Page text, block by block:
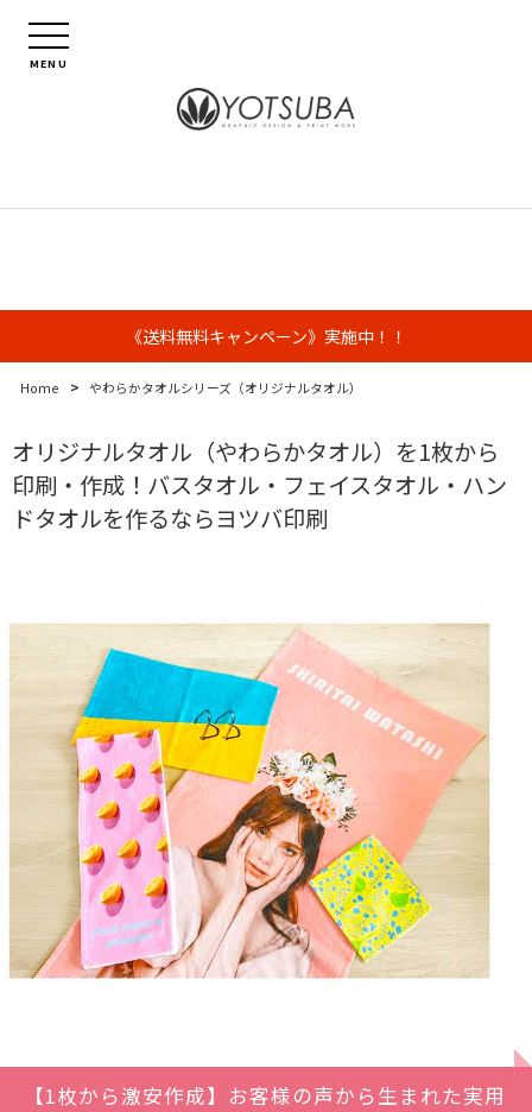
MENU
《送料無料キャンペーン》実施中！！
Home > やわらかタオルシリーズ（オリジナルタオル）
オリジナルタオル（やわらかタオル）を1枚から
印刷・作成！バスタオル・フェイスタオル・ハン
ドタオルを作るならヨツバ印刷
【1枚から激安作成】お客様の声から生まれた実用